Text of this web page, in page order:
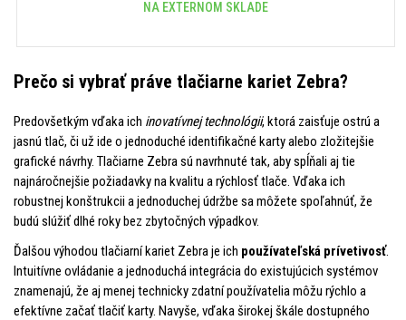
NA EXTERNOM SKLADE
Prečo si vybrať práve tlačiarne kariet Zebra?
Predovšetkým vďaka ich inovatívnej technológii, ktorá zaisťuje ostrú a
jasnú tlač, či už ide o jednoduché identifikačné karty alebo zložitejšie
grafické návrhy. Tlačiarne Zebra sú navrhnuté tak, aby spĺňali aj tie
najnáročnejšie požiadavky na kvalitu a rýchlosť tlače. Vďaka ich
robustnej konštrukcii a jednoduchej údržbe sa môžete spoľahnúť, že
budú slúžiť dlhé roky bez zbytočných výpadkov.
Ďalšou výhodou tlačiarní kariet Zebra je ich používateľská prívetivosť.
Intuitívne ovládanie a jednoduchá integrácia do existujúcich systémov
znamenajú, že aj menej technicky zdatní používatelia môžu rýchlo a
efektívne začať tlačiť karty. Navyše, vďaka širokej škále dostupného